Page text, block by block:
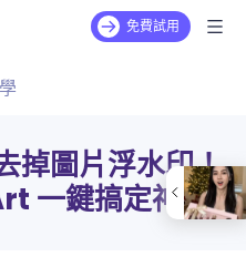
免費試用
掉圖片浮水印！
一鍵搞定神器